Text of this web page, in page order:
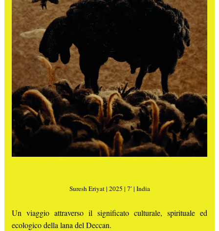
Suresh Eriyat | 2025 | 7′ | India
Un viaggio attraverso il significato culturale, spirituale ed
ecologico della lana del Deccan.